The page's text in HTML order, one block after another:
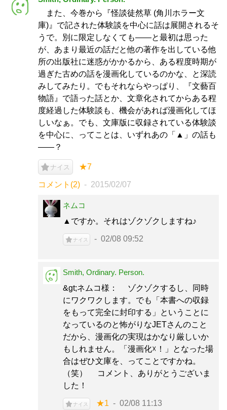
また、今巻から『怪談徒然草 (角川ホラー文
庫)』で記された体験談を中心に話は展開されるそ
うで。別に限定しなくても――と最初は思った
が、あまり最近の話だと他の著作を出している他
所の出版社に迷惑がかかるから、ある程度時期が
過ぎた古めの話を漫画化しているのかな、と深読
みしてみたり。でもそれならやっぱり、『文藝百
物語』で語った話とか、文章化されてからある程
度経過した体験談も、機会があれば漫画化してほ
しいなぁ。でも、文庫版に収録されている体験談
を中心に、ってことは、いずれあの「▲」の話も
――？
ナイス ★7
コメント(2) 2015/02/07
ネムコ
▲ですか。それはゾクゾクしますね♪
ナイス 02/08 09:52
Smith, Ordinary. Person.
&gt;ネムコ様： ゾクゾクするし、同時
にワクワクします。でも「本書への収録
をもって完全に封印する」ということに
なっているのと怖がりなJETさんのこと
だから、漫画化の実現はかなり厳しいか
もしれません。「漫画化☓！」となった場
合はぜひ文庫を、ってことですかね。
（笑） コメント、ありがとうございま
した！
ナイス ★1 02/08 11:13